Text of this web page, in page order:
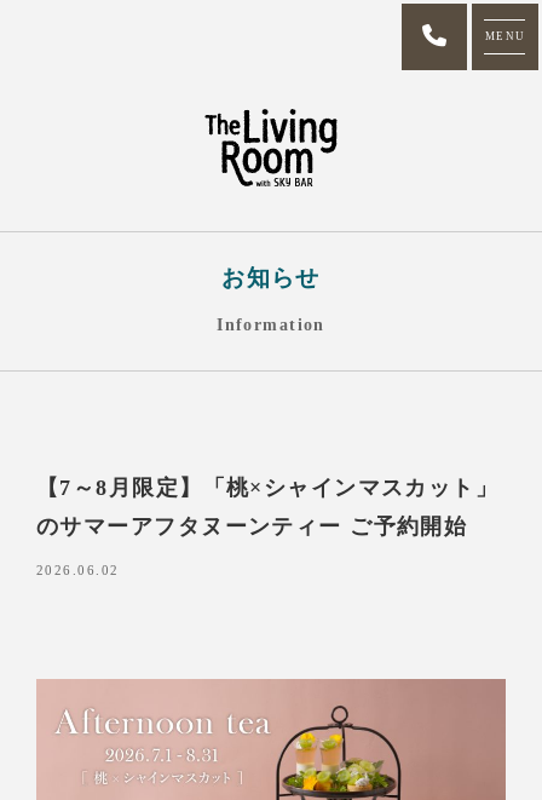
MENU
お知らせ
Information
【7～8月限定】「桃×シャインマスカット」
のサマーアフタヌーンティー ご予約開始
2026.06.02